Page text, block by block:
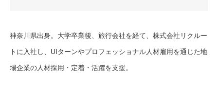
神奈川県出身。大学卒業後、旅行会社を経て、株式会社リクルー
トに入社し、UIターンやプロフェッショナル人材雇用を通じた地
場企業の人材採用・定着・活躍を支援。